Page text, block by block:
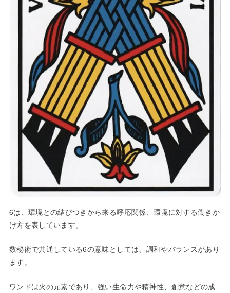
6は、環境との結びつきから来る呼応関係、環境に対する働きか
け方を表しています。
数秘術で共通している6の意味としては、調和やバランスがあり
ます。
ワンドは火の元素であり、強い生命力や精神性、創意などの成